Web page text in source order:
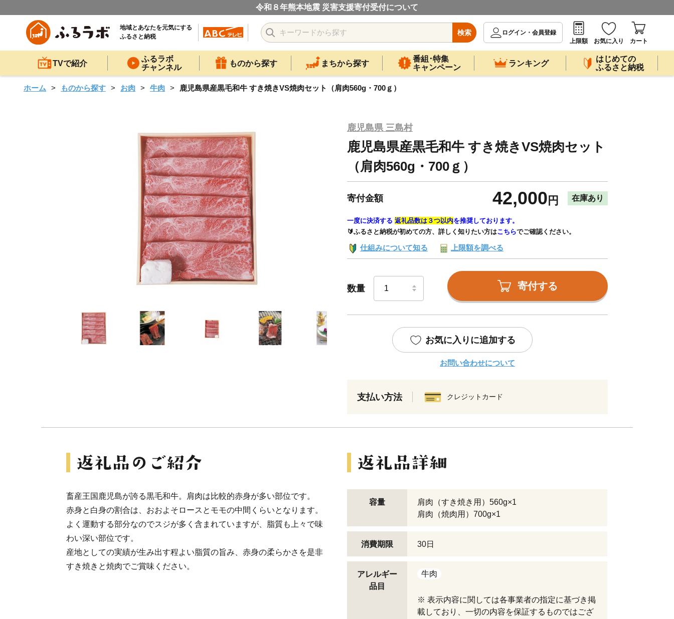
令和８年熊本地震 災害支援寄付受付について
地域とあなたを元気にする
ふるさと納税
検索
ログイン・会員登録
上限額
お気に入り カート
TVで紹介
ふるラボ
チャンネル
ものから探す まちから探す
番組･特集
キャンペーン
ランキング
はじめての
ふるさと納税
ホーム ものから探す お肉 牛肉 鹿児島県産黒毛和牛 すき焼きVS焼肉セット（肩肉560g・700ｇ）
鹿児島県 三島村
鹿児島県産黒毛和牛 すき焼きVS焼肉セット
（肩肉560g・700ｇ）
寄付金額 42,000 円 在庫あり
一度に決済する 返礼品数は３つ以内を推奨しております。
🔰ふるさと納税が初めての方、詳しく知りたい方はこちらでご確認ください。
仕組みについて知る 上限額を調べる
数量 寄付する
お気に入りに追加する
お問い合わせについて
支払い方法 クレジットカード
畜産王国鹿児島が誇る黒毛和牛。肩肉は比較的赤身が多い部位です。
赤身と白身の割合は、おおよそロースとモモの中間くらいとなります。
よく運動する部分なのでスジが多く含まれていますが、脂質も上々で味
わい深い部位です。
産地としての実績が生み出す程よい脂質の旨み、赤身の柔らかさを是非
すき焼きと焼肉でご賞味ください。
容量
肩肉（すき焼き用）560g×1
肩肉（焼肉用）700g×1
消費期限 30日
アレルギー
品目
牛肉
※ 表示内容に関しては各事業者の指定に基づき掲
載しており、一切の内容を保証するものではござ